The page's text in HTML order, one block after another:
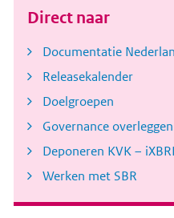
Direct naar
Documentatie
Releasekalender
Doelgroepen
Governance overleggen
Deponeren KVK –
Werken met SBR